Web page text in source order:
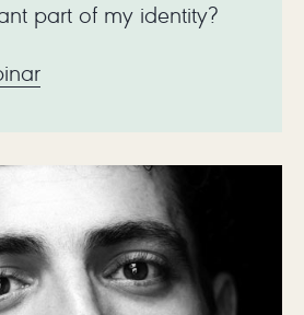
part of my identity?